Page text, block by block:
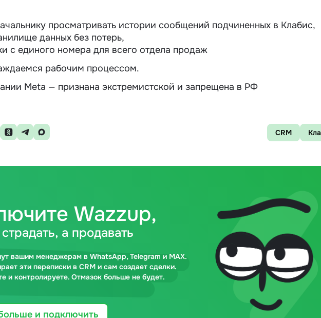
просматривать истории сообщений подчиненных в Клабис,
данных без потерь,
с единого номера для всего отдела продаж
рабочим процессом.
Meta — признана экстремистской и запрещена в РФ
CRM
Wazzup,
а продавать
вашим менеджерам в WhatsApp, Telegram и MAX.
эти переписки в CRM и сам создает сделки.
и контролируете. Отмазок больше не будет.
и подключить